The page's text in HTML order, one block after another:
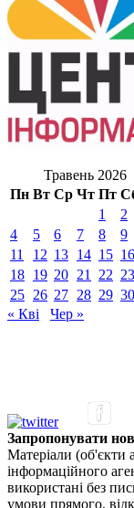
Травень 2026
Пн Вт Ср Чт Пт
1
2
4
5 6 7 8 9
11
12 13 14 15 16
18 19 20 21 22 23
25 26 27 28 29 30
« Кві
Чер »
Запропонувати
Матеріали (об'єкти
інформаційного
використані без
умови прямого,